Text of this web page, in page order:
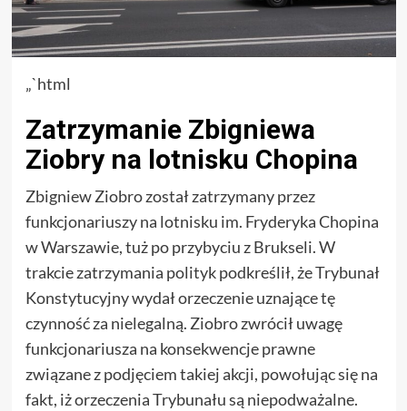
„`html
Zatrzymanie Zbigniewa
Ziobry na lotnisku Chopina
Zbigniew Ziobro został zatrzymany przez
funkcjonariuszy na lotnisku im. Fryderyka Chopina
w Warszawie, tuż po przybyciu z Brukseli. W
trakcie zatrzymania polityk podkreślił, że Trybunał
Konstytucyjny wydał orzeczenie uznające tę
czynność za nielegalną. Ziobro zwrócił uwagę
funkcjonariusza na konsekwencje prawne
związane z podjęciem takiej akcji, powołując się na
fakt, iż orzeczenia Trybunału są niepodważalne.